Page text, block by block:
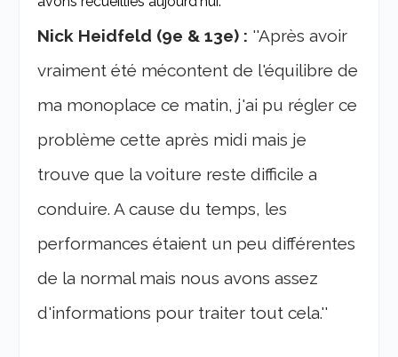
Nick Heidfeld (9e & 13e) : ''Après avoir
vraiment été mécontent de l'équilibre de
ma monoplace ce matin, j'ai pu régler ce
problème cette après midi mais je
trouve que la voiture reste difficile a
conduire. A cause du temps, les
performances étaient un peu différentes
de la normal mais nous avons assez
d'informations pour traiter tout cela.''